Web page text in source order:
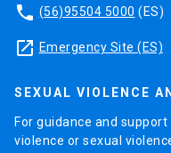
phone (56)95504 5000 (ES)
launch Emergency Site (ES)
SEXUAL VIOLENCE
For guidance and
violence or sexual